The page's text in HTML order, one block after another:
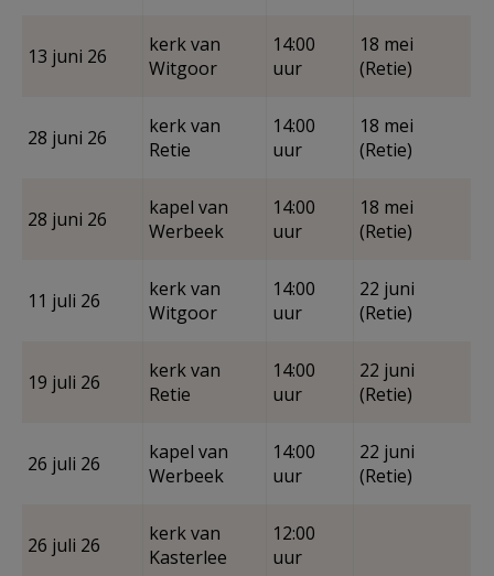
13 juni 26
kerk van
Witgoor
14:00
uur
18 mei
(Retie)
28 juni 26
kerk van
Retie
14:00
uur
18 mei
(Retie)
28 juni 26
kapel van
Werbeek
14:00
uur
18 mei
(Retie)
11 juli 26
kerk van
Witgoor
14:00
uur
22 juni
(Retie)
19 juli 26
kerk van
Retie
14:00
uur
22 juni
(Retie)
26 juli 26
kapel van
Werbeek
14:00
uur
22 juni
(Retie)
26 juli 26
kerk van
Kasterlee
12:00
uur